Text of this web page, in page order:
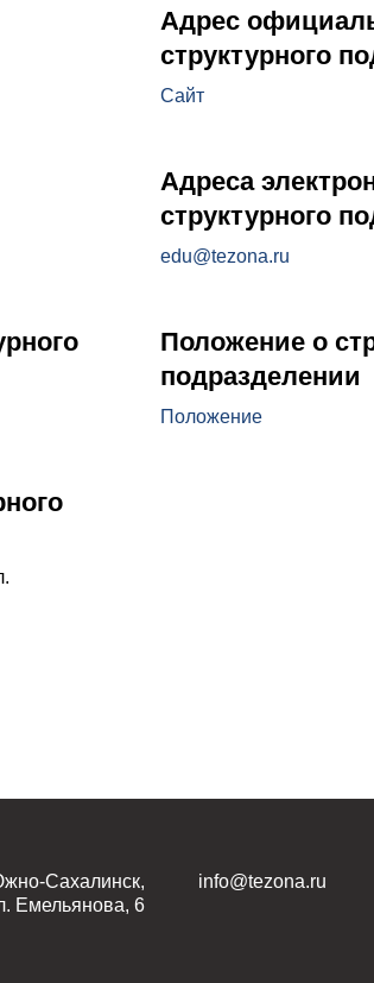
Адрес
структурного
Сайт
Адреса
структурного
edu@tezona.ru
Положение о
подразделении
Положение
Сахалинск,
Емельянова, 6
info@tezona.ru